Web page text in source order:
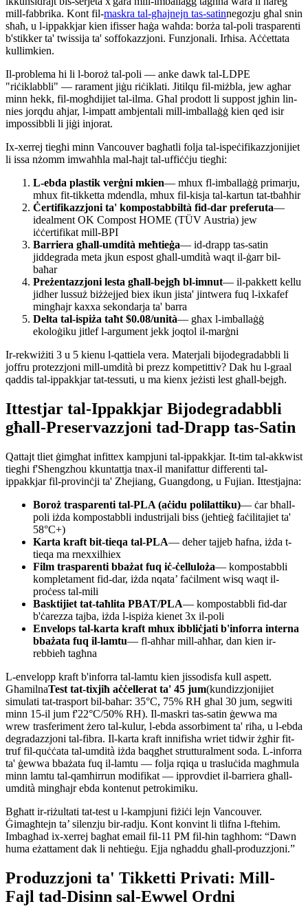
mill-fabbrika. Kont fil-maskra tal-għajnejn tas-satinnegozju għal snin
sħaħ, u l-ippakkjar kien ifisser ħaġa waħda: borża tal-poli trasparenti
b'stikker ta' twissija ta' soffokazzjoni. Funzjonali. Irħisa. Aċċettata
kullimkien.
Il-problema hi li l-boroż tal-poli — anke dawk tal-LDPE
"riċiklabbli" — rarament jiġu riċiklati. Jitilqu fil-miżbla, jew agħar
minn hekk, fil-mogħdijiet tal-ilma. Għal prodott li suppost jgħin lin-
nies jorqdu aħjar, l-impatt ambjentali mill-imballaġġ kien qed isir
impossibbli li jiġi injorat.
Ix-xerrej tiegħi minn Vancouver bagħatli folja tal-ispeċifikazzjonijiet
li issa nżomm imwaħħla mal-ħajt tal-uffiċċju tiegħi:
L-ebda plastik verġni mkien— mhux fl-imballaġġ primarju,
mhux fit-tikketta mdendla, mhux fil-kisja tal-kartun tat-tbaħħir
Ċertifikazzjoni ta' kompostabbiltà fid-dar preferuta—
idealment OK Compost HOME (TÜV Austria) jew
iċċertifikat mill-BPI
Barriera għall-umdità meħtieġa— id-drapp tas-satin
jiddegrada meta jkun espost għall-umdità waqt il-ġarr bil-
baħar
Preżentazzjoni lesta għall-bejgħ bl-imnut— il-pakkett kellu
jidher lussuż biżżejjed biex ikun jista' jintwera fuq l-ixkafef
mingħajr kaxxa sekondarja ta' barra
Delta tal-ispiża taħt $0.08/unità— għax l-imballaġġ
ekoloġiku jitlef l-argument jekk joqtol il-marġni
Ir-rekwiżiti 3 u 5 kienu l-qattiela vera. Materjali bijodegradabbli li
joffru protezzjoni mill-umdità bi prezz kompetittiv? Dak hu l-graal
qaddis tal-ippakkjar tat-tessuti, u ma kienx jeżisti lest għall-bejgħ.
Ittestjar tal-Ippakkjar Bijodegradabbli
għall-Preservazzjoni tad-Drapp tas-Satin
Qattajt tliet ġimgħat infittex kampjuni tal-ippakkjar. It-tim tal-akkwist
tiegħi f'Shengzhou kkuntattja tnax-il manifattur differenti tal-
ippakkjar fil-provinċji ta' Zhejiang, Guangdong, u Fujian. Ittestjajna:
Boroż trasparenti tal-PLA (aċidu polilattiku)— ċar bħall-
poli iżda kompostabbli industrijali biss (jeħtieġ faċilitajiet ta'
58°C+)
Karta kraft bit-tieqa tal-PLA— deher tajjeb ħafna, iżda t-
tieqa ma rnexxilhiex
Film trasparenti bbażat fuq iċ-ċelluloża— kompostabbli
kompletament fid-dar, iżda nqata’ faċilment wisq waqt il-
proċess tal-mili
Basktijiet tat-taħlita PBAT/PLA— kompostabbli fid-dar
b'ċarezza tajba, iżda l-ispiża kienet 3x il-poli
Envelops tal-karta kraft mhux ibbliċjati b'inforra interna
bbażata fuq il-lamtu— fl-aħħar mill-aħħar, dan kien ir-
rebbieħ tagħna
L-envelopp kraft b'inforra tal-lamtu kien jissodisfa kull aspett.
GħamilnaTest tat-tixjiħ aċċellerat ta' 45 jum(kundizzjonijiet
simulati tat-trasport bil-baħar: 35°C, 75% RH għal 30 jum, segwiti
minn 15-il jum f'22°C/50% RH). Il-maskri tas-satin ġewwa ma
wrew trasferiment żero tal-kulur, l-ebda assorbiment ta' riħa, u l-ebda
degradazzjoni tal-fibra. Il-karta kraft innifisha wriet tidwir żgħir fit-
truf fil-quċċata tal-umdità iżda baqgħet strutturalment soda. L-inforra
ta' ġewwa bbażata fuq il-lamtu — folja rqiqa u trasluċida magħmula
minn lamtu tal-qamħirrun modifikat — ipprovdiet il-barriera għall-
umdità mingħajr ebda kontenut petrokimiku.
Bgħatt ir-riżultati tat-test u l-kampjuni fiżiċi lejn Vancouver.
Ġimagħtejn ta’ silenzju bir-radju. Kont konvint li tlifna l-ftehim.
Imbagħad ix-xerrej bagħat email fil-11 PM fil-ħin tagħhom: “Dawn
huma eżattament dak li neħtieġu. Ejja ngħaddu għall-produzzjoni.”
Produzzjoni ta' Tikketti Privati: Mill-
Fajl tad-Disinn sal-Ewwel Ordni